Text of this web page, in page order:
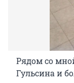
Рядом со
Гульсина и